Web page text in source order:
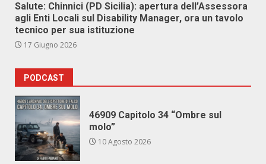
Salute: Chinnici (PD Sicilia): apertura dell’Assessora
agli Enti Locali sul Disability Manager, ora un tavolo
tecnico per sua istituzione
17 Giugno 2026
PODCAST
46909 Capitolo 34 “Ombre sul
molo”
10 Agosto 2026